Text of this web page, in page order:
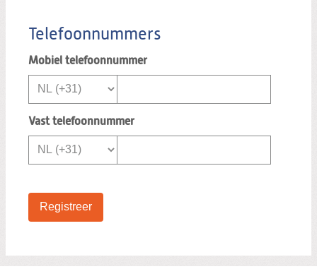
Telefoonnummers
Mobiel telefoonnummer
Vast telefoonnummer
Registreer